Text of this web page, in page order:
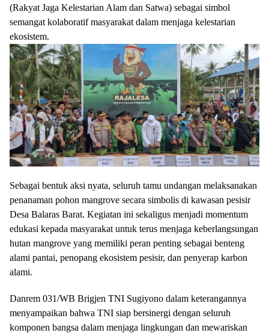
(Rakyat Jaga Kelestarian Alam dan Satwa) sebagai simbol
semangat kolaboratif masyarakat dalam menjaga kelestarian
ekosistem.
Sebagai bentuk aksi nyata, seluruh tamu undangan melaksanakan
penanaman pohon mangrove secara simbolis di kawasan pesisir
Desa Balaras Barat. Kegiatan ini sekaligus menjadi momentum
edukasi kepada masyarakat untuk terus menjaga keberlangsungan
hutan mangrove yang memiliki peran penting sebagai benteng
alami pantai, penopang ekosistem pesisir, dan penyerap karbon
alami.
Danrem 031/WB Brigjen TNI Sugiyono dalam keterangannya
menyampaikan bahwa TNI siap bersinergi dengan seluruh
komponen bangsa dalam menjaga lingkungan dan mewariskan